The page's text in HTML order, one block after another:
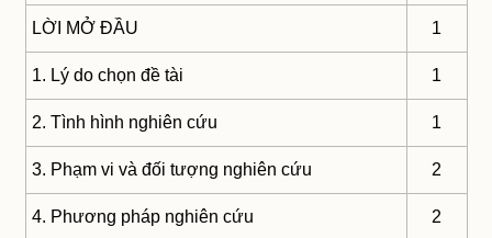
LỜI MỞ ĐẦU 1
1. Lý do chọn đề tài 1
2. Tình hình nghiên cứu 1
3. Phạm vi và đối tượng nghiên cứu 2
4. Phương pháp nghiên cứu 2